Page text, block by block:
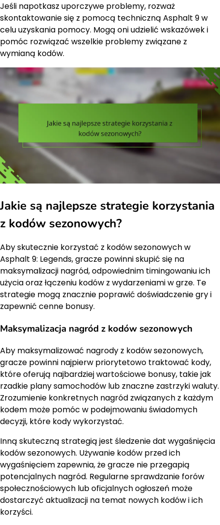
Jeśli napotkasz uporczywe problemy, rozważ
skontaktowanie się z pomocą techniczną Asphalt 9 w
celu uzyskania pomocy. Mogą oni udzielić wskazówek i
pomóc rozwiązać wszelkie problemy związane z
wymianą kodów.
Jakie są najlepsze strategie korzystania
z kodów sezonowych?
Aby skutecznie korzystać z kodów sezonowych w
Asphalt 9: Legends, gracze powinni skupić się na
maksymalizacji nagród, odpowiednim timingowaniu ich
użycia oraz łączeniu kodów z wydarzeniami w grze. Te
strategie mogą znacznie poprawić doświadczenie gry i
zapewnić cenne bonusy.
Maksymalizacja nagród z kodów sezonowych
Aby maksymalizować nagrody z kodów sezonowych,
gracze powinni najpierw priorytetowo traktować kody,
które oferują najbardziej wartościowe bonusy, takie jak
rzadkie plany samochodów lub znaczne zastrzyki waluty.
Zrozumienie konkretnych nagród związanych z każdym
kodem może pomóc w podejmowaniu świadomych
decyzji, które kody wykorzystać.
Inną skuteczną strategią jest śledzenie dat wygaśnięcia
kodów sezonowych. Używanie kodów przed ich
wygaśnięciem zapewnia, że gracze nie przegapią
potencjalnych nagród. Regularne sprawdzanie forów
społecznościowych lub oficjalnych ogłoszeń może
dostarczyć aktualizacji na temat nowych kodów i ich
korzyści.